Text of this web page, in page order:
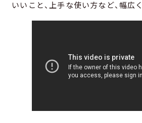
いいこと、上手な使い方など、幅広